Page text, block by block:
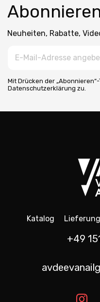
Neuheiten, Rabatte,
Mit Drücken der
Datenschutzerklärung zu.
Katalog Lieferung
+49